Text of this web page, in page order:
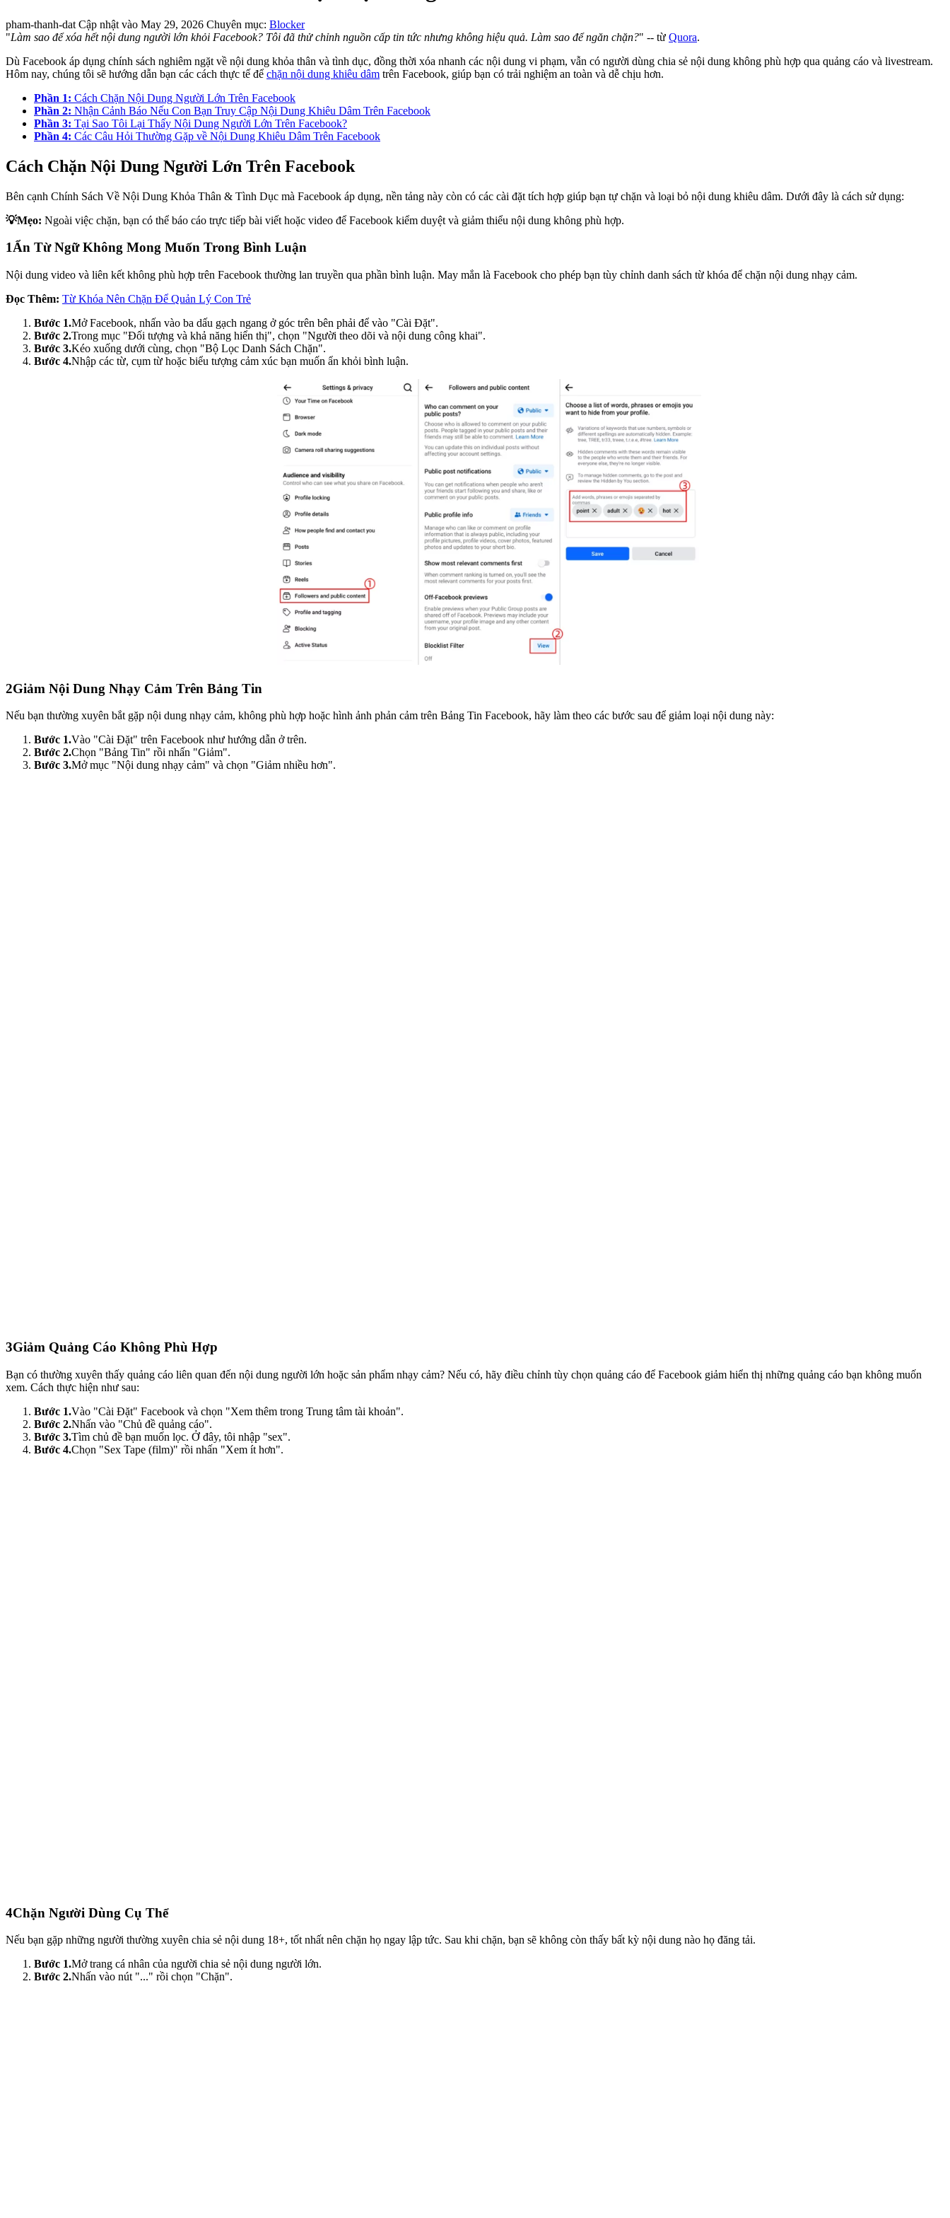
pham-thanh-dat Cập nhật vào May 29, 2026 Chuyên mục: Blocker
"Làm sao để xóa hết nội dung người lớn khỏi Facebook? Tôi đã thử chỉnh nguồn cấp tin tức nhưng không hiệu quả. Làm sao để ngăn chặn?" -- từ Quora.
Dù Facebook áp dụng chính sách nghiêm ngặt về nội dung khỏa thân và tình dục, đồng thời xóa nhanh các nội dung vi phạm, vẫn có người dùng chia sẻ nội dung không phù hợp qua quảng cáo và livestream.
Hôm nay, chúng tôi sẽ hướng dẫn bạn các cách thực tế để chặn nội dung khiêu dâm trên Facebook, giúp bạn có trải nghiệm an toàn và dễ chịu hơn.
Phần 1: Cách Chặn Nội Dung Người Lớn Trên Facebook
Phần 2: Nhận Cảnh Báo Nếu Con Bạn Truy Cập Nội Dung Khiêu Dâm Trên Facebook
Phần 3: Tại Sao Tôi Lại Thấy Nội Dung Người Lớn Trên Facebook?
Phần 4: Các Câu Hỏi Thường Gặp về Nội Dung Khiêu Dâm Trên Facebook
Cách Chặn Nội Dung Người Lớn Trên Facebook
Bên cạnh Chính Sách Về Nội Dung Khỏa Thân & Tình Dục mà Facebook áp dụng, nền tảng này còn có các cài đặt tích hợp giúp bạn tự chặn và loại bỏ nội dung khiêu dâm. Dưới đây là cách sử dụng:
💡Mẹo: Ngoài việc chặn, bạn có thể báo cáo trực tiếp bài viết hoặc video để Facebook kiểm duyệt và giảm thiểu nội dung không phù hợp.
1Ẩn Từ Ngữ Không Mong Muốn Trong Bình Luận
Nội dung video và liên kết không phù hợp trên Facebook thường lan truyền qua phần bình luận. May mắn là Facebook cho phép bạn tùy chỉnh danh sách từ khóa để chặn nội dung nhạy cảm.
Đọc Thêm: Từ Khóa Nên Chặn Để Quản Lý Con Trẻ
Bước 1.Mở Facebook, nhấn vào ba dấu gạch ngang ở góc trên bên phải để vào "Cài Đặt".
Bước 2.Trong mục "Đối tượng và khả năng hiển thị", chọn "Người theo dõi và nội dung công khai".
Bước 3.Kéo xuống dưới cùng, chọn "Bộ Lọc Danh Sách Chặn".
Bước 4.Nhập các từ, cụm từ hoặc biểu tượng cảm xúc bạn muốn ẩn khỏi bình luận.
2Giảm Nội Dung Nhạy Cảm Trên Bảng Tin
Nếu bạn thường xuyên bắt gặp nội dung nhạy cảm, không phù hợp hoặc hình ảnh phản cảm trên Bảng Tin Facebook, hãy làm theo các bước sau để giảm loại nội dung này:
Bước 1.Vào "Cài Đặt" trên Facebook như hướng dẫn ở trên.
Bước 2.Chọn "Bảng Tin" rồi nhấn "Giảm".
Bước 3.Mở mục "Nội dung nhạy cảm" và chọn "Giảm nhiều hơn".
3Giảm Quảng Cáo Không Phù Hợp
Bạn có thường xuyên thấy quảng cáo liên quan đến nội dung người lớn hoặc sản phẩm nhạy cảm? Nếu có, hãy điều chỉnh tùy chọn quảng cáo để Facebook giảm hiển thị những quảng cáo bạn không muốn
xem. Cách thực hiện như sau:
Bước 1.Vào "Cài Đặt" Facebook và chọn "Xem thêm trong Trung tâm tài khoản".
Bước 2.Nhấn vào "Chủ đề quảng cáo".
Bước 3.Tìm chủ đề bạn muốn lọc. Ở đây, tôi nhập "sex".
Bước 4.Chọn "Sex Tape (film)" rồi nhấn "Xem ít hơn".
4Chặn Người Dùng Cụ Thể
Nếu bạn gặp những người thường xuyên chia sẻ nội dung 18+, tốt nhất nên chặn họ ngay lập tức. Sau khi chặn, bạn sẽ không còn thấy bất kỳ nội dung nào họ đăng tải.
Bước 1.Mở trang cá nhân của người chia sẻ nội dung người lớn.
Bước 2.Nhấn vào nút "..." rồi chọn "Chặn".